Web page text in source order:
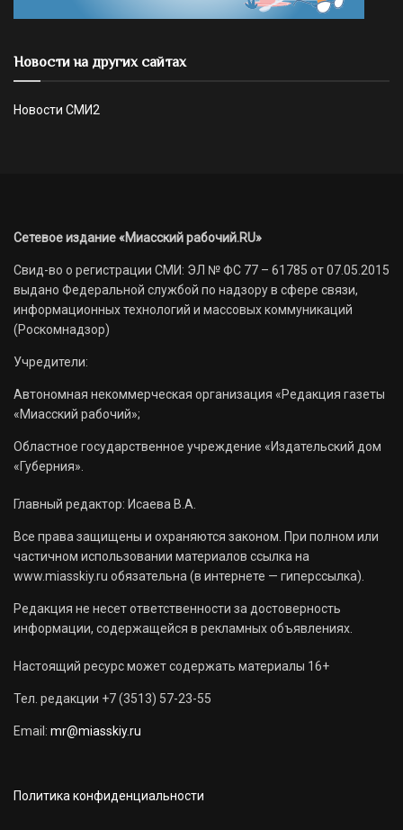
Новости на других сайтах
Новости СМИ2
Сетевое издание «Миасский рабочий.RU»
Свид-во о регистрации СМИ: ЭЛ № ФС 77 – 61785 от 07.05.2015
выдано Федеральной службой по надзору в сфере связи,
информационных технологий и массовых коммуникаций
(Роскомнадзор)
Учредители:
Автономная некоммерческая организация «Редакция газеты
«Миасский рабочий»;
Областное государственное учреждение «Издательский дом
«Губерния».
Главный редактор: Исаева В.А.
Все права защищены и охраняются законом. При полном или
частичном использовании материалов ссылка на
www.miasskiy.ru обязательна (в интернете — гиперссылка).
Редакция не несет ответственности за достоверность
информации, содержащейся в рекламных объявлениях.
Настоящий ресурс может содержать материалы 16+
Тел. редакции +7 (3513) 57-23-55
Email: mr@miasskiy.ru
Политика конфиденциальности